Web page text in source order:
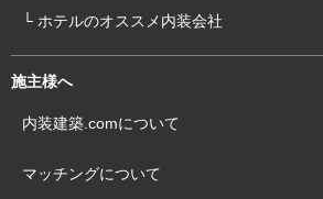
└ ホテルのオススメ内装会社
施主様へ
内装建築.comについて
マッチングについて